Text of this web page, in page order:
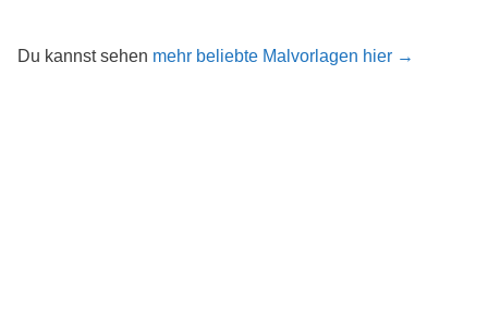
Du kannst sehen mehr beliebte Malvorlagen hier →